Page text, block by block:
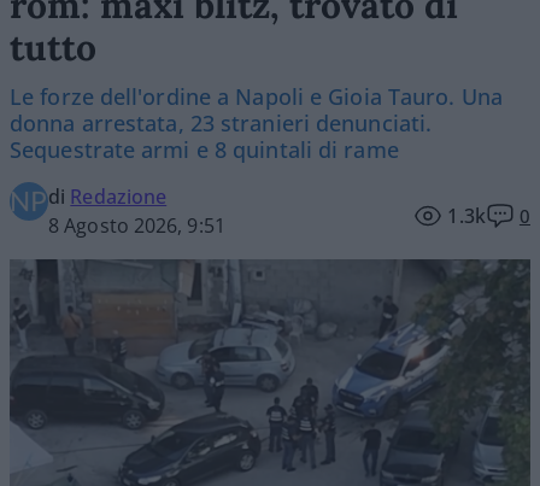
tutto
Le forze dell'ordine a Napoli e Gioia Tauro. Una
donna arrestata, 23 stranieri denunciati.
Sequestrate armi e 8 quintali di rame
di Redazione
8 Agosto 2026, 9:51
1.3k 0